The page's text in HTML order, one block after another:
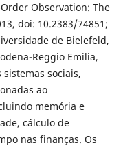
Observation: The
doi: 10.2383/74851;
de Bielefeld,
Reggio Emilia,
sociais,
ao
memória e
cálculo de
nas finanças. Os